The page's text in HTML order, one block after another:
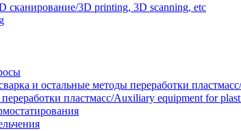
3D printing, 3D scanning, etc
и остальные методы переработки
пластмасс/Auxiliary equipment for